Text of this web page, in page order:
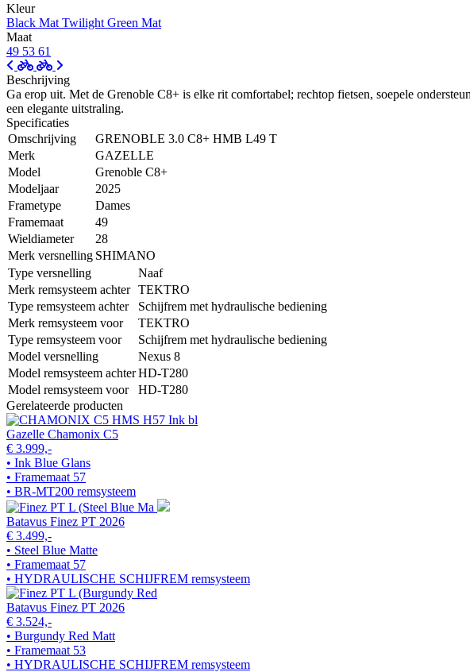
Kleur
Black Mat Twilight Green Mat
Maat
49 53 61
Beschrijving
Ga erop uit. Met de Grenoble C8+ is elke rit comfortabel; rechtop fietsen, soepele
een elegante uitstraling.
Specificaties
Omschrijving
GRENOBLE 3.0 C8+ HMB L49 T
Merk
GAZELLE
Model
Grenoble C8+
Modeljaar
2025
Frametype
Dames
Framemaat
49
Wieldiameter
28
Merk versnelling SHIMANO
Type versnelling
Naaf
Merk remsysteem achter TEKTRO
Type remsysteem achter
Schijfrem met hydraulische bediening
Merk remsysteem voor
TEKTRO
Type remsysteem voor
Schijfrem met hydraulische bediening
Model versnelling
Nexus 8
Model remsysteem achterHD-T280
Model remsysteem voor
HD-T280
Gerelateerde producten
Gazelle Chamonix C5
€ 3.999,-
• Ink Blue Glans
• Framemaat 57
• BR-MT200 remsysteem
Batavus Finez PT 2026
€ 3.499,-
• Steel Blue Matte
• Framemaat 57
• HYDRAULISCHE SCHIJFREM remsysteem
Batavus Finez PT 2026
€ 3.524,-
• Burgundy Red Matt
• Framemaat 53
• HYDRAULISCHE SCHIJFREM remsysteem